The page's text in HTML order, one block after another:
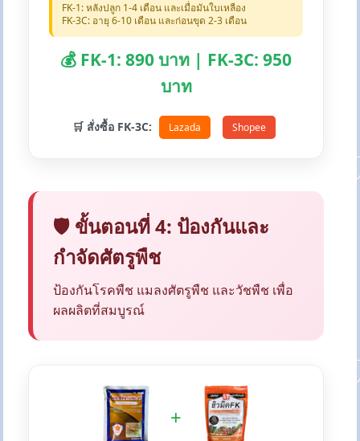
FK-1: หลังปลูก 1-4 เดือน และเมื่อมันใบเหลือง
FK-3C: อายุ 6-10 เดือน และก่อนขุด 2-3 เดือน
💰 FK-1: 890 บาท | FK-3C: 950
บาท
🛒 สั่งซื้อ FK-3C: Lazada Shopee
🛡️ ขั้นตอนที่ 4: ป้องกันและ
กำจัดศัตรูพืช
ป้องกันโรคพืช แมลงศัตรูพืช และวัชพืช เพื่อ
ผลผลิตที่สมบูรณ์
+